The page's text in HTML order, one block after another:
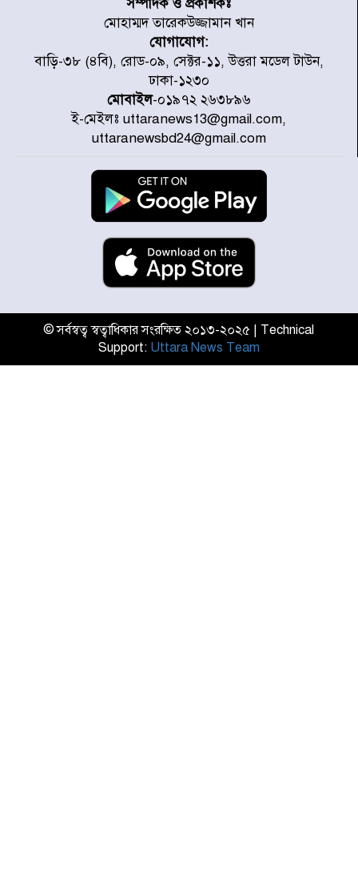
চিকিৎসা খাতে জিডিপির ৫ শতাংশ
বরাদ্দের ঘোষণা স্থানীয় সরকার মন্ত্রীর
জুলাই জাদুঘর ঘুরে দেখলেন এনসিপি
নেতারা
যুক্তরাষ্ট্রে দাবানল নেভাতে গিয়ে
হেলিকপ্টার বিধ্বস্ত, নিহত ১
মজুদদারের সর্বোচ্চ শাস্তি মৃত্যুদণ্ড, তাই
ভেবে মজুদ করবেন : আইনমন্ত্রী
আন্তর্জাতিক আদিবাসী দিবস: রাষ্ট্রের
দায়িত্ব ও দায়বদ্ধতা II – মং এ খেন
সম্পাদক ও প্রকাশকঃ
মোহাম্মদ তারেকউজ্জামান খান
যোগাযোগ:
বাড়ি-৩৮ (৪বি), রোড-০৯, সেক্টর-১১, উত্তরা মডেল টাউন,
ঢাকা-১২৩০
মোবাইল-০১৯৭২ ২৬৩৮৯৬
ই-মেইলঃ uttaranews13@gmail.com,
uttaranewsbd24@gmail.com
© সর্বস্বত্ব স্বত্বাধিকার সংরক্ষিত ২০১৩-২০২৫ | Technical
Support: Uttara News Team